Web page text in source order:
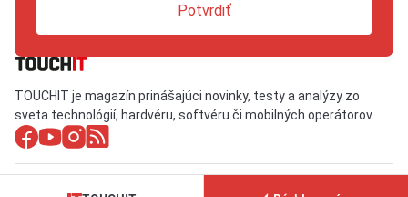
Potvrdiť
TOUCHIT je magazín prinášajúci novinky, testy a analýzy zo
sveta technológií, hardvéru, softvéru či mobilných operátorov.